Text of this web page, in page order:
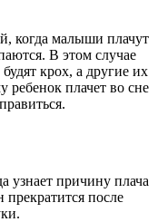
когда малыши плачут
В этом случае
крох, а другие их
ребенок плачет во сне
узнает причину плача
после